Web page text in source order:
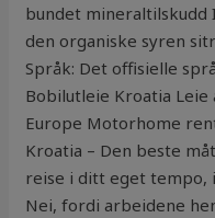
bundet
den organiske syren
Språk: Det offisielle
Bobilutleie Kroatia
Europe Motorhome
Kroatia – Den beste
reise i ditt eget tempo,
Nei, fordi arbeidene